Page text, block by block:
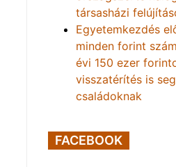
társasházi
Egyetemkezdés
minden forint
évi 150 ezer
visszatérítés is
családoknak
FACEBOOK